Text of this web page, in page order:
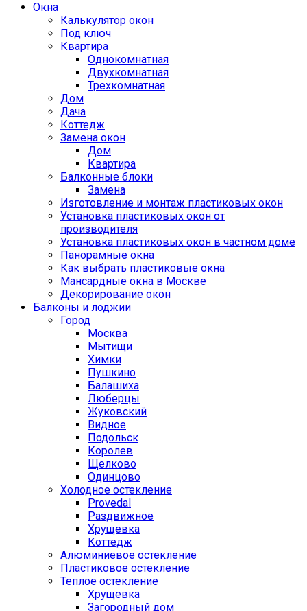
Окна
Калькулятор окон
Под ключ
Квартира
Однокомнатная
Двухкомнатная
Трехкомнатная
Дом
Дача
Коттедж
Замена окон
Дом
Квартира
Балконные блоки
Замена
Изготовление и монтаж пластиковых окон
Установка пластиковых окон от
производителя
Установка пластиковых окон в частном доме
Панорамные окна
Как выбрать пластиковые окна
Мансардные окна в Москве
Декорирование окон
Балконы и лоджии
Город
Москва
Мытищи
Химки
Пушкино
Балашиха
Люберцы
Жуковский
Видное
Подольск
Королев
Щелково
Одинцово
Холодное остекление
Provedal
Раздвижное
Хрущевка
Коттедж
Алюминиевое остекление
Пластиковое остекление
Теплое остекление
Хрущевка
Загородный дом